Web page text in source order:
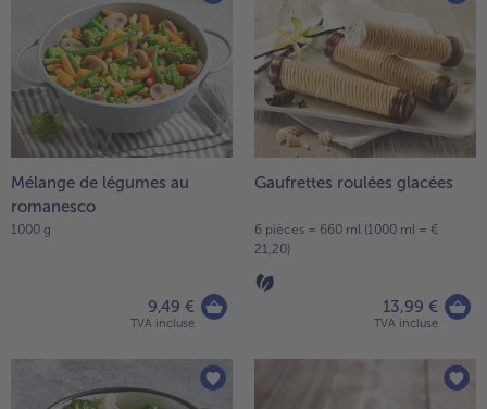
Mélange de légumes au
romanesco
1000 g
9,49 €
TVA incluse
Gaufrettes roulées glacées
6 pièces = 660 ml (1000 ml = €
21,20)
13,99 €
TVA incluse